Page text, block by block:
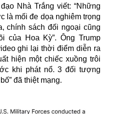
Nhà Trắng viết: “Những
là mối đe dọa nghiêm trọng
chính sách đối ngoại cũng
của Hoa Kỳ”. Ông Trump
ghi lại thời điểm diễn ra
hiện một chiếc xuồng trôi
khi phát nổ. 3 đối tượng
đã thiệt mạng.